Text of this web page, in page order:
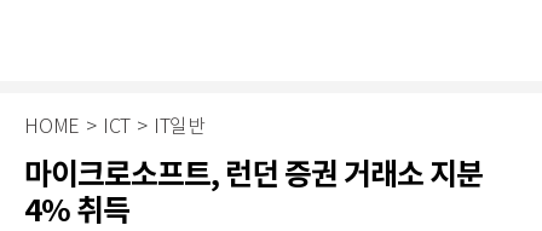
HOME > ICT > IT일반
마이크로소프트, 런던 증권 거래소 지분
4% 취득